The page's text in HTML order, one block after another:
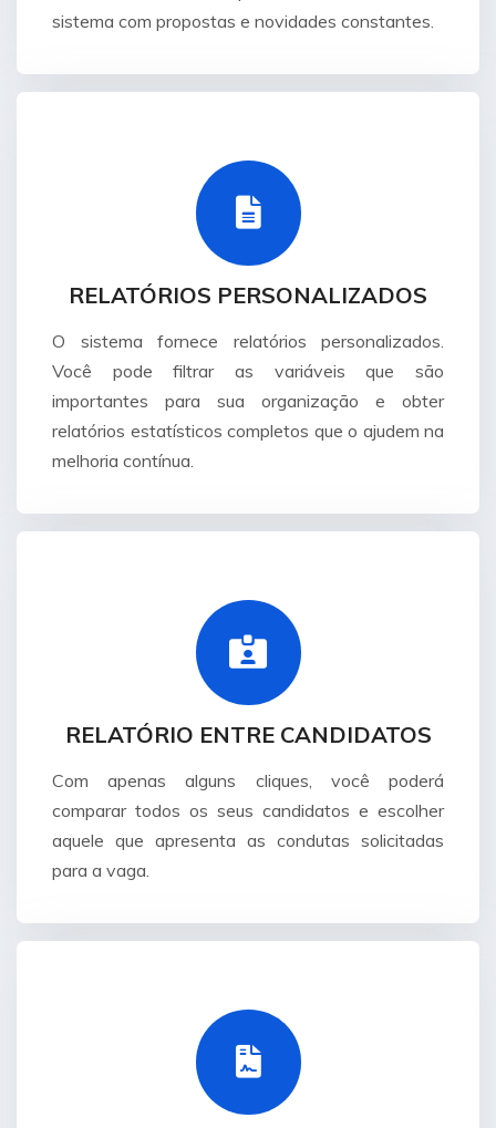
sistema com propostas e novidades constantes.
RELATÓRIOS PERSONALIZADOS
O sistema fornece relatórios personalizados.
Você pode filtrar as variáveis que são
importantes para sua organização e obter
relatórios estatísticos completos que o ajudem na
melhoria contínua.
RELATÓRIO ENTRE CANDIDATOS
Com apenas alguns cliques, você poderá
comparar todos os seus candidatos e escolher
aquele que apresenta as condutas solicitadas
para a vaga.